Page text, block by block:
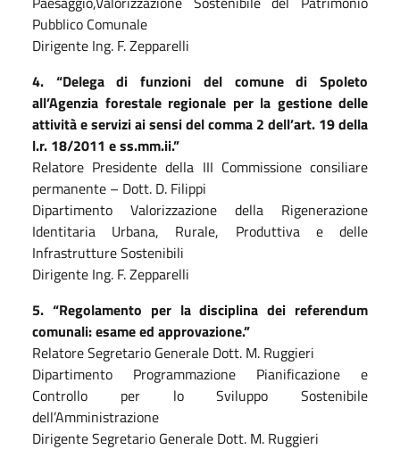
Pubblico Comunale
Dirigente Ing. F. Zepparelli
4. “Delega di funzioni del comune diSpoleto
all’Agenzia forestale regionale per la gestione delle
attività e servizi ai sensi del comma 2 dell’art. 19 della
l.r. 18/2011 e ss.mm.ii.”
Relatore Presidente della III Commissione consiliare
permanente – Dott. D. Filippi
Dipartimento Valorizzazione della Rigenerazione
Identitaria Urbana, Rurale, Produttiva e delle
Infrastrutture Sostenibili
Dirigente Ing. F. Zepparelli
5. “Regolamento per la disciplina dei referendum
comunali: esame ed approvazione.”
Relatore Segretario Generale Dott. M. Ruggieri
Dipartimento Programmazione Pianificazione e
Controllo per lo Sviluppo Sostenibile
dell’Amministrazione
Dirigente Segretario Generale Dott. M. Ruggieri